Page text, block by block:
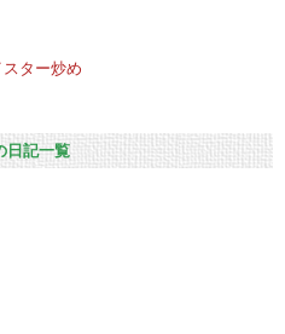
ター炒め
日記一覧